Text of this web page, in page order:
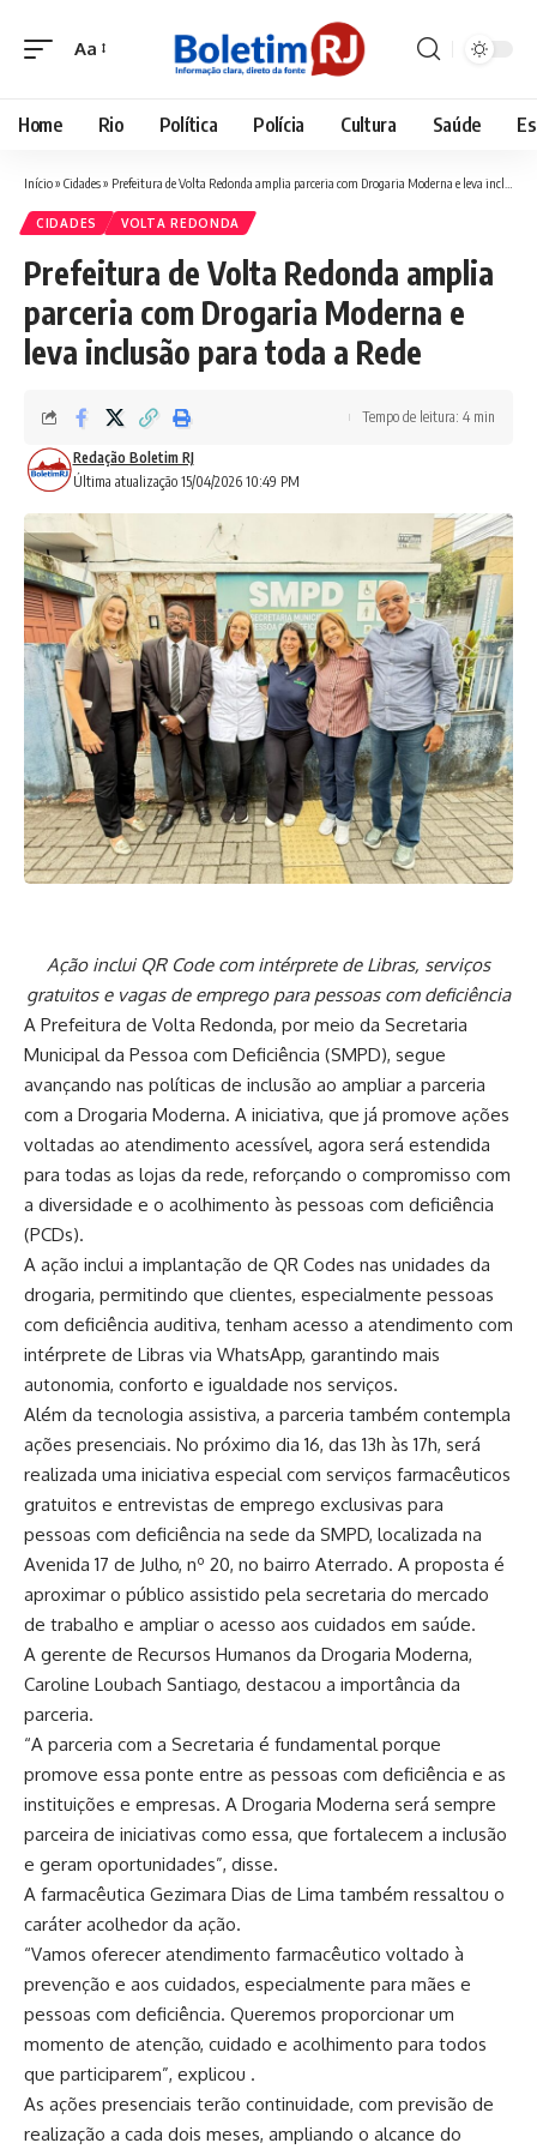
Font
Aa
Home Rio Política Polícia Cultura Saúde
Início» Cidades» Prefeitura de Volta Redonda amplia parceria com Drogaria Moderna e leva inclusão para toda a Rede
CIDADES VOLTA REDONDA
Prefeitura de Volta Redonda amplia
parceria com Drogaria Moderna e
leva inclusão para toda a Rede
Última atualização 15/04/2026 10:49 PM
Redação Boletim RJ
Tempo de leitura: 4 min
Ação inclui QR Code com intérprete de Libras, serviços
gratuitos e vagas de emprego para pessoas com deficiência
A Prefeitura de Volta Redonda, por meio da Secretaria
Municipal da Pessoa com Deficiência (SMPD), segue
avançando nas políticas de inclusão ao ampliar a parceria
com a Drogaria Moderna. A iniciativa, que já promove ações
voltadas ao atendimento acessível, agora será estendida
para todas as lojas da rede, reforçando o compromisso com
a diversidade e o acolhimento às pessoas com deficiência
(PCDs).
A ação inclui a implantação de QR Codes nas unidades da
drogaria, permitindo que clientes, especialmente pessoas
com deficiência auditiva, tenham acesso a atendimento com
intérprete de Libras via WhatsApp, garantindo mais
autonomia, conforto e igualdade nos serviços.
Além da tecnologia assistiva, a parceria também contempla
ações presenciais. No próximo dia 16, das 13h às 17h, será
realizada uma iniciativa especial com serviços farmacêuticos
gratuitos e entrevistas de emprego exclusivas para
pessoas com deficiência na sede da SMPD, localizada na
Avenida 17 de Julho, nº 20, no bairro Aterrado. A proposta é
aproximar o público assistido pela secretaria do mercado
de trabalho e ampliar o acesso aos cuidados em saúde.
A gerente de Recursos Humanos da Drogaria Moderna,
Caroline Loubach Santiago, destacou a importância da
parceria.
“A parceria com a Secretaria é fundamental porque
promove essa ponte entre as pessoas com deficiência e as
instituições e empresas. A Drogaria Moderna será sempre
parceira de iniciativas como essa, que fortalecem a inclusão
e geram oportunidades”, disse.
A farmacêutica Gezimara Dias de Lima também ressaltou o
caráter acolhedor da ação.
“Vamos oferecer atendimento farmacêutico voltado à
prevenção e aos cuidados, especialmente para mães e
pessoas com deficiência. Queremos proporcionar um
momento de atenção, cuidado e acolhimento para todos
que participarem”, explicou .
As ações presenciais terão continuidade, com previsão de
realização a cada dois meses, ampliando o alcance do